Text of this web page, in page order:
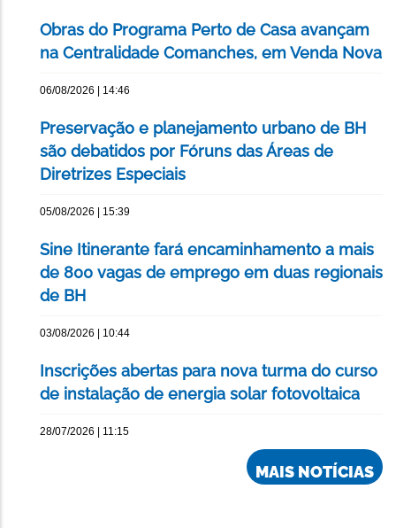
Obras do Programa Perto de Casa avançam
na Centralidade Comanches, em Venda Nova
06/08/2026 | 14:46
Preservação e planejamento urbano de BH
são debatidos por Fóruns das Áreas de
Diretrizes Especiais
05/08/2026 | 15:39
Sine Itinerante fará encaminhamento a mais
de 800 vagas de emprego em duas regionais
de BH
03/08/2026 | 10:44
Inscrições abertas para nova turma do curso
de instalação de energia solar fotovoltaica
28/07/2026 | 11:15
MAIS NOTÍCIAS